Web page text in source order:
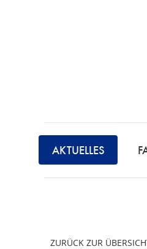
AKTUELLES
ZURÜCK ZUR